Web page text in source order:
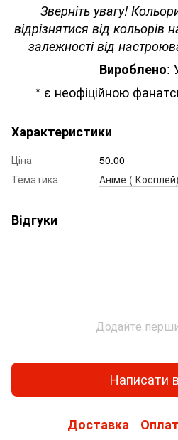
Зверніть увагу!
відрізнятися від кольорів
залежності від
Вироблено:
* є неофіційною
Характеристики
Ціна
50.00
Тематика
Аніме ( Косплей)
Відгуки
Додайте
Написати
Доставка